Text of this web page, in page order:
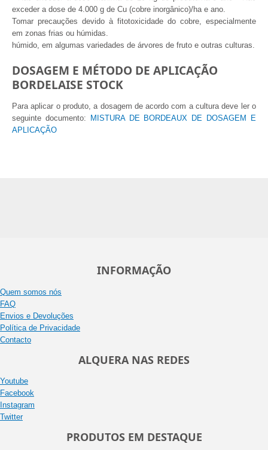
exceder a dose de 4.000 g de Cu (cobre inorgânico)/ha e ano.
Tomar precauções devido à fitotoxicidade do cobre, especialmente
em zonas frias ou húmidas.
húmido, em algumas variedades de árvores de fruto e outras culturas.
DOSAGEM E MÉTODO DE APLICAÇÃO
BORDELAISE STOCK
Para aplicar o produto, a dosagem de acordo com a cultura deve ler o
seguinte documento: MISTURA DE BORDEAUX DE DOSAGEM E
APLICAÇÃO
INFORMAÇÃO
Quem somos nós
FAQ
Envios e Devoluções
Política de Privacidade
Contacto
ALQUERA NAS REDES
Youtube
Facebook
Instagram
Twitter
PRODUTOS EM DESTAQUE